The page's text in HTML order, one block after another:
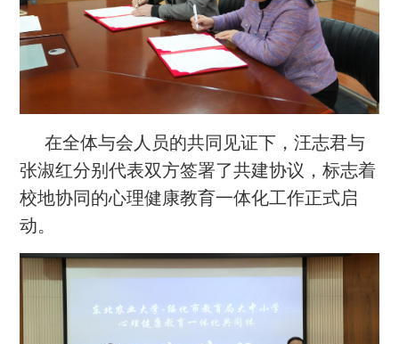
在全体与会人员的共同见证下，汪志君与
张淑红分别代表双方签署了共建协议，标志着
校地协同的心理健康教育一体化工作正式启
动。